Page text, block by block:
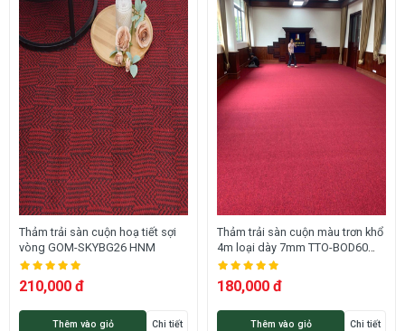
Thảm trải sàn cuộn hoạ tiết sợi
vòng GOM-SKYBG26 HNM
210,000 đ
Thêm vào giỏ Chi tiết
Thảm trải sàn cuộn màu trơn khổ
4m loại dày 7mm TTO-BOD60
HNO
180,000 đ
Thêm vào giỏ Chi tiết